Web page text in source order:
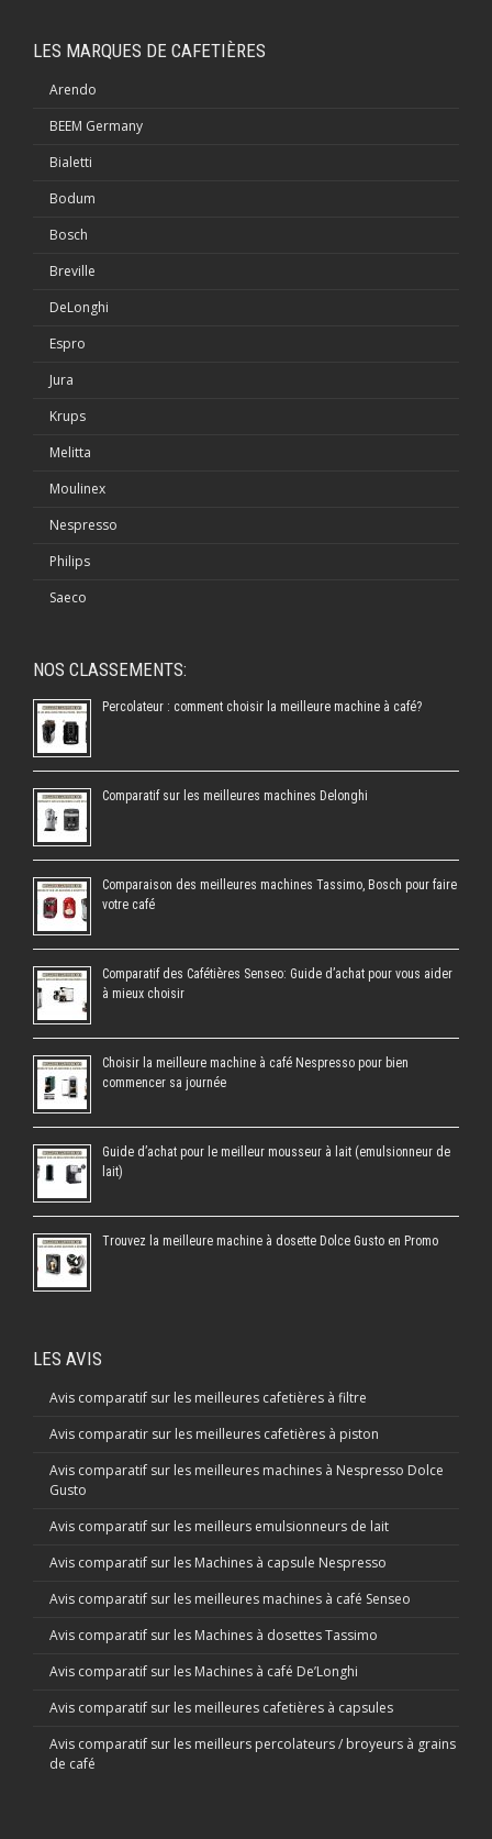
LES MARQUES DE CAFETIÈRES
Arendo
BEEM Germany
Bialetti
Bodum
Bosch
Breville
DeLonghi
Espro
Jura
Krups
Melitta
Moulinex
Nespresso
Philips
Saeco
NOS CLASSEMENTS:
Percolateur : comment choisir la meilleure machine à café?
Comparatif sur les meilleures machines Delonghi
Comparaison des meilleures machines Tassimo, Bosch pour faire
votre café
Comparatif des Cafétières Senseo: Guide d’achat pour vous aider
à mieux choisir
Choisir la meilleure machine à café Nespresso pour bien
commencer sa journée
Guide d’achat pour le meilleur mousseur à lait (emulsionneur de
lait)
Trouvez la meilleure machine à dosette Dolce Gusto en Promo
LES AVIS
Avis comparatif sur les meilleures cafetières à filtre
Avis comparatir sur les meilleures cafetières à piston
Avis comparatif sur les meilleures machines à Nespresso Dolce
Gusto
Avis comparatif sur les meilleurs emulsionneurs de lait
Avis comparatif sur les Machines à capsule Nespresso
Avis comparatif sur les meilleures machines à café Senseo
Avis comparatif sur les Machines à dosettes Tassimo
Avis comparatif sur les Machines à café De’Longhi
Avis comparatif sur les meilleures cafetières à capsules
Avis comparatif sur les meilleurs percolateurs / broyeurs à grains
de café